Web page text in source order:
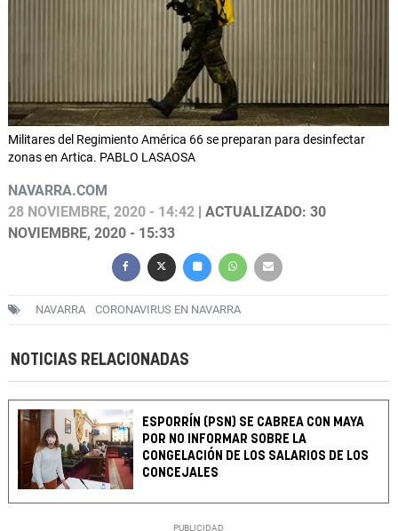
Militares del Regimiento América 66 se preparan para desinfectar
zonas en Artica. PABLO LASAOSA
NAVARRA.COM
28 NOVIEMBRE, 2020 - 14:42 | ACTUALIZADO: 30
NOVIEMBRE, 2020 - 15:33
NAVARRA CORONAVIRUS EN NAVARRA
NOTICIAS RELACIONADAS
ESPORRÍN (PSN) SE CABREA CON MAYA
POR NO INFORMAR SOBRE LA
CONGELACIÓN DE LOS SALARIOS DE LOS
CONCEJALES